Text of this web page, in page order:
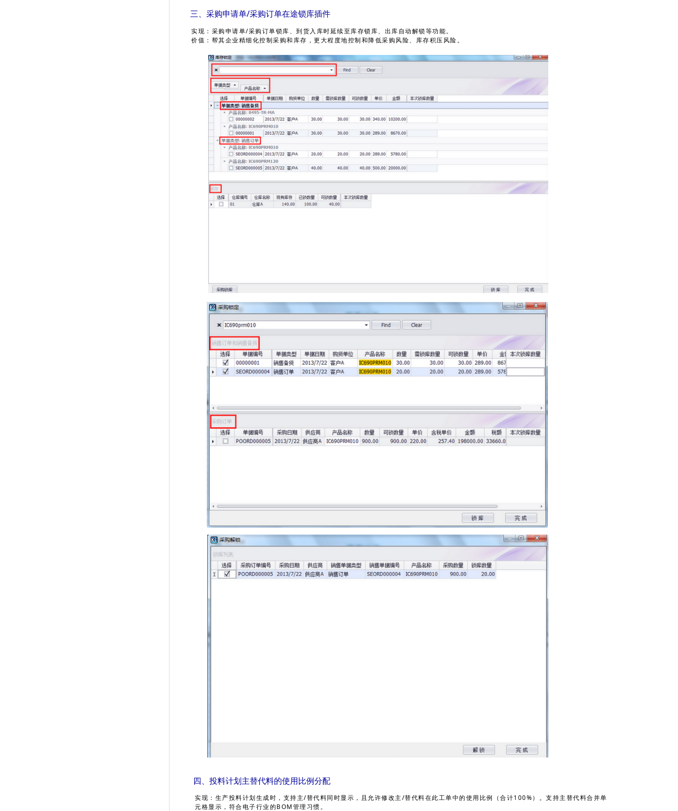
三、采购申请单/采购订单在途锁库插件
实现：采购申请单/采购订单锁库、到货入库时延续至库存锁库、出库自动解锁等功能。
价值：帮其企业精细化控制采购和库存，更大程度地控制和降低采购风险、库存积压风险。
四、投料计划主替代料的使用比例分配
实现：生产投料计划生成时，支持主/替代料同时显示，且允许修改主/替代料在此工单中的使用比例（合计100%）。支持主替代料合并单
元格显示，符合电子行业的BOM管理习惯。